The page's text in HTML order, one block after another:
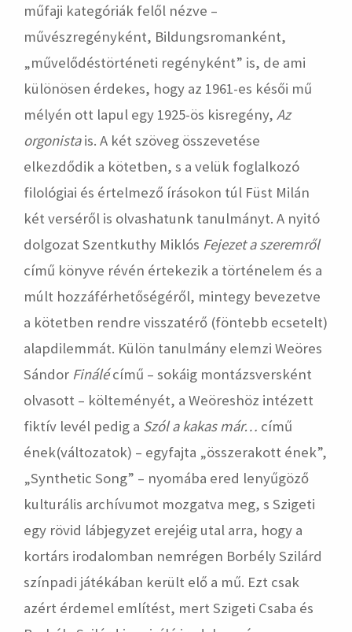
műfaji kategóriák felől nézve –
művészregényként, Bildungsromanként,
„művelődéstörténeti regényként” is, de ami
különösen érdekes, hogy az 1961-es késői mű
mélyén ott lapul egy 1925-ös kisregény, Az
orgonistais. A két szöveg összevetése
elkezdődik a kötetben, s a velük foglalkozó
filológiai és értelmező írásokon túl Füst Milán
két verséről is olvashatunk tanulmányt. A nyitó
dolgozat Szentkuthy Miklós Fejezet a szeremről
című könyve révén értekezik a történelem és a
múlt hozzáférhetőségéről, mintegy bevezetve
a kötetben rendre visszatérő (föntebb ecsetelt)
alapdilemmát. Külön tanulmány elemzi Weöres
Sándor Finálécímű – sokáig montázsversként
olvasott – költeményét, a Weöreshöz intézett
fiktív levél pedig a Szól a kakas már… című
ének(változatok) – egyfajta „összerakott ének”,
„Synthetic Song” – nyomába ered lenyűgöző
kulturális archívumot mozgatva meg, s Szigeti
egy rövid lábjegyzet erejéig utal arra, hogy a
kortárs irodalomban nemrégen Borbély Szilárd
színpadi játékában került elő a mű. Ezt csak
azért érdemel említést, mert Szigeti Csaba és